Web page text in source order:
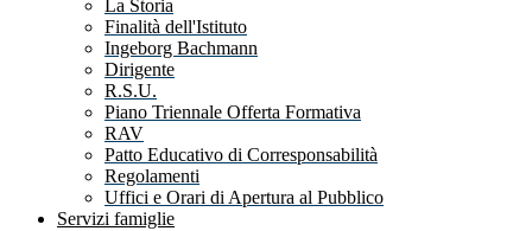
La Storia
Finalità dell'Istituto
Ingeborg Bachmann
Dirigente
R.S.U.
Piano Triennale Offerta Formativa
RAV
Patto Educativo di Corresponsabilità
Regolamenti
Uffici e Orari di Apertura al Pubblico
Servizi famiglie